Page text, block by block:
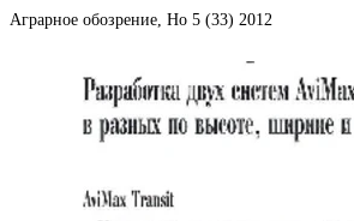
Аграрное обозрение, Но 5 (33) 2012